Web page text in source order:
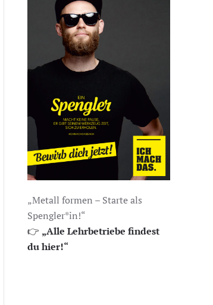
„Metall formen – Starte als
Spengler*in!“
👉 „Alle Lehrbetriebe findest
du hier!“